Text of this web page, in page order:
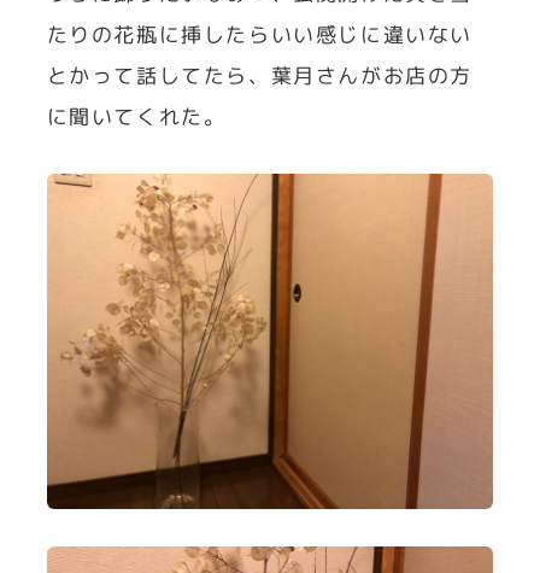
たりの花瓶に挿したらいい感じに違いない
とかって話してたら、葉月さんがお店の方
に聞いてくれた。